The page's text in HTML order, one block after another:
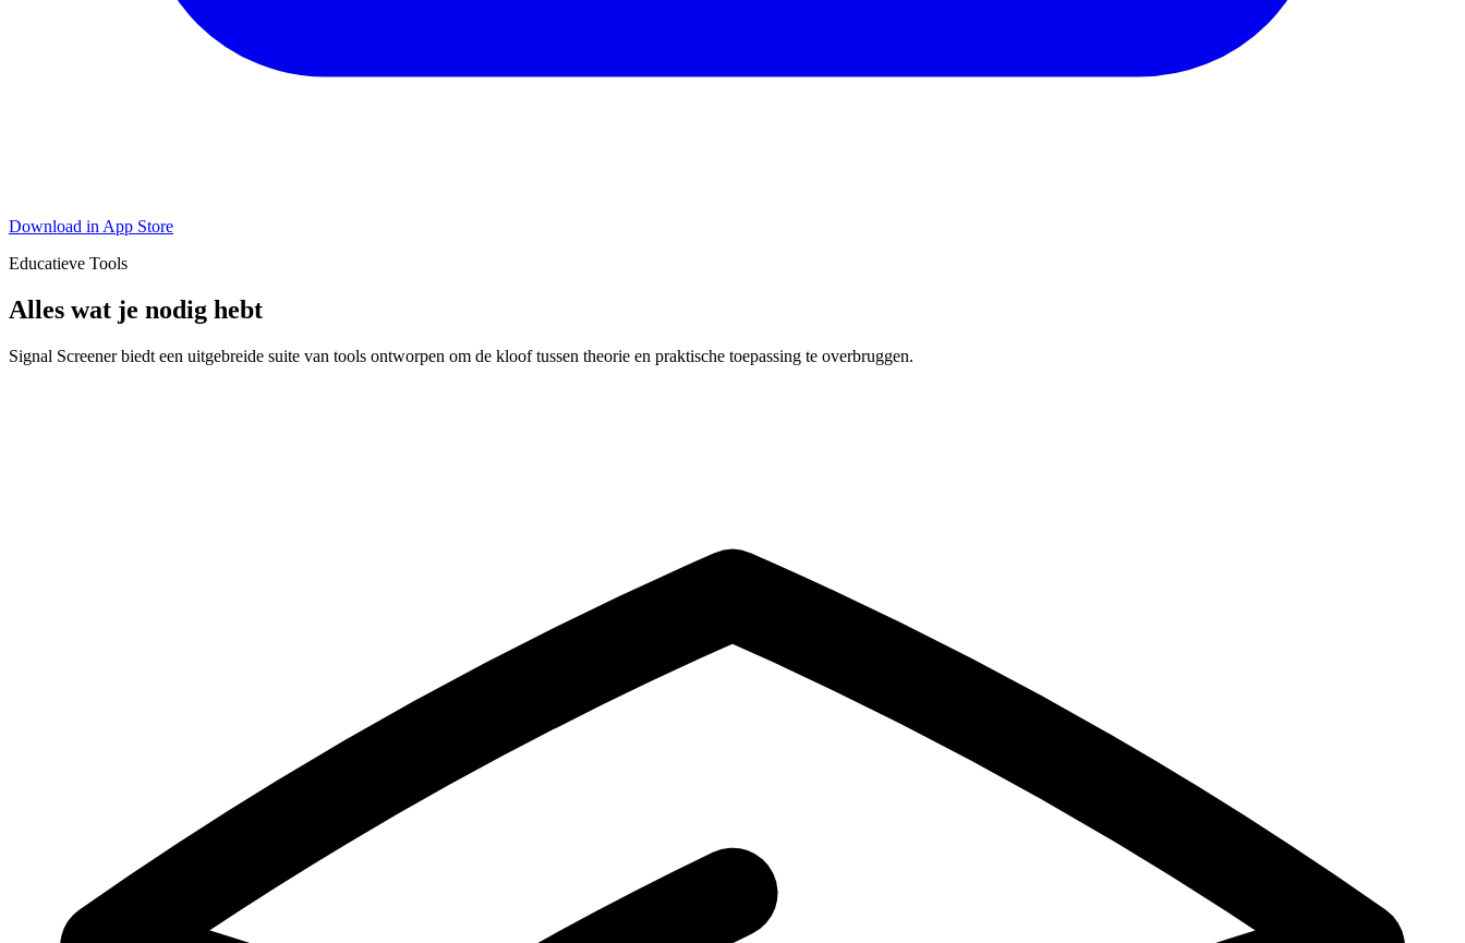
Download in App Store
Educatieve Tools
Alles wat je nodig hebt
Signal Screener biedt een uitgebreide suite van tools ontworpen om de kloof tussen theorie en praktische toepassing te overbruggen.